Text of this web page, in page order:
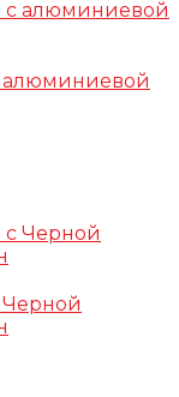
алюминиевой
Черной